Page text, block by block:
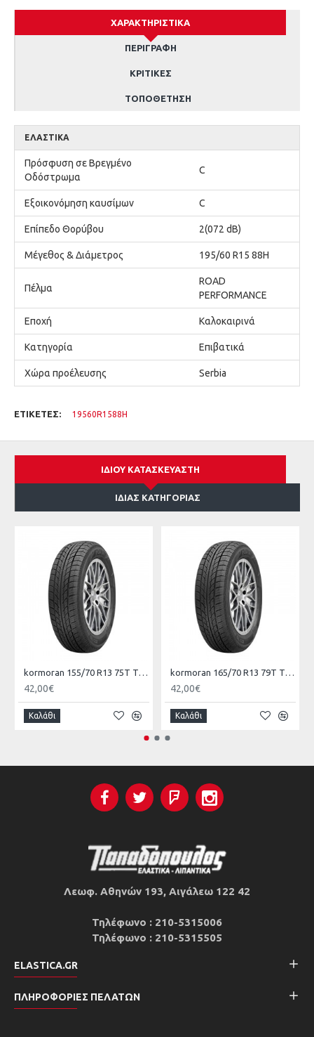
ΧΑΡΑΚΤΗΡΙΣΤΙΚΆ
ΠΕΡΙΓΡΑΦΉ
ΚΡΙΤΙΚΈΣ
ΤΟΠΟΘΈΤΗΣΗ
ΕΛΑΣΤΙΚΆ
Πρόσφυση σε Βρεγμένο
Οδόστρωμα
C
Εξοικονόμηση καυσίμων C
Επίπεδο Θορύβου 2(072 dB)
Μέγεθος & Διάμετρος 195/60 R15 88H
Πέλμα
ROAD
PERFORMANCE
Εποχή Καλοκαιρινά
Κατηγορία Επιβατικά
Χώρα προέλευσης Serbia
ΕΤΙΚΈΤΕΣ: 19560R1588H
ΊΔΙΟΥ ΚΑΤΑΣΚΕΥΑΣΤΉ
ΊΔΙΑΣ ΚΑΤΗΓΟΡΊΑΣ
kormoran 155/70 R13 75T TL ROAD KO
42,00€
Καλάθι
kormoran 165/70 R13 79T TL ROAD KO
42,00€
Καλάθι
Λεωφ. Αθηνών 193, Αιγάλεω 122 42
Τηλέφωνο : 210-5315006
Τηλέφωνο : 210-5315505
ELASTICA.GR
ΠΛΗΡΟΦΟΡΊΕΣ ΠΕΛΑΤΏΝ